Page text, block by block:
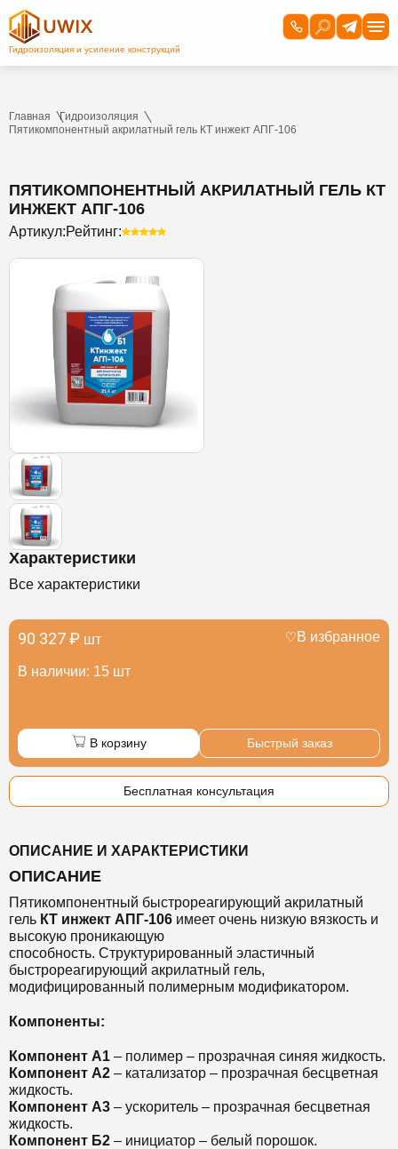
Главная
Гидроизоляция
Пятикомпонентный акрилатный гель КТ инжект АПГ-106
ПЯТИКОМПОНЕНТНЫЙ АКРИЛАТНЫЙ ГЕЛЬ КТ
ИНЖЕКТ АПГ-106
Артикул:Рейтинг:
Характеристики
Все характеристики
90 327 ₽ шт
В наличии: 15 шт
В избранное
В корзину Быстрый заказ
Бесплатная консультация
ОПИСАНИЕ И ХАРАКТЕРИСТИКИ
ОПИСАНИЕ
Пятикомпонентный быстрореагирующий акрилатный
гель КТ инжект АПГ-106 имеет очень низкую вязкость и
высокую проникающую
способность. Структурированный эластичный
быстрореагирующий акрилатный гель,
модифицированный полимерным модификатором.
Компоненты:
Компонент А1 – полимер – прозрачная синяя жидкость.
Компонент А2 – катализатор – прозрачная бесцветная
жидкость.
Компонент А3 – ускоритель – прозрачная бесцветная
жидкость.
Компонент Б2 – инициатор – белый порошок.